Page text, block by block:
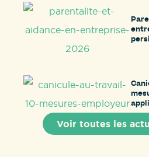
Voir toutes les